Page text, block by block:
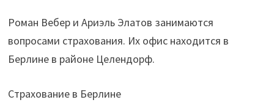
Роман Вебер и Ариэль Элатов занимаются
вопросами страхования. Их офис находится в
Берлине в районе Целендорф.
Страхование в Берлине